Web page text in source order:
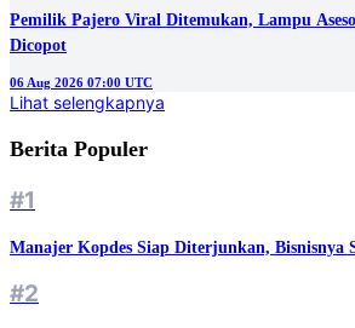
Pemilik Pajero Viral Ditemukan, Lampu
Dicopot
06 Aug 2026 07:00 UTC
Lihat selengkapnya
Berita Populer
#1
Manajer Kopdes Siap Diterjunkan, Bisnisnya
#2